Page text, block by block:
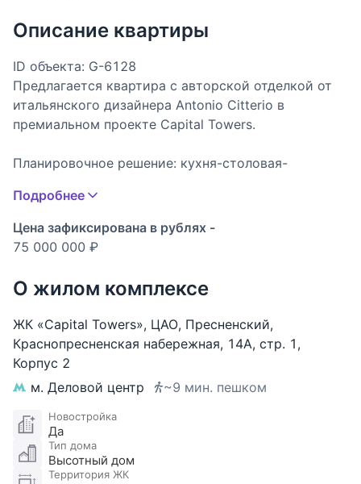
Описание квартиры
ID объекта: G-6128
Предлагается квартира с авторской отделкой от
итальянского дизайнера Antonio Citterio в
премиальном проекте Capital Towers.
Планировочное решение: кухня-столовая-
холл и гостевой с/у.
Capital Towers – новые современные небоскребы в
центре Москвы, включающие в себя стиль,
Уникальный проект, максимально
соответствующий всем высокотехнологичным
параметрам дома:
- скоростное лифтовое оборудование с
программным управлением;
- система контроля микроклимата в доме с
заданием параметров увлажненности и
температуры воздуха.
- система безопасности обеспечивающая
приватность жителей.
- своя благоустроенная территория с
Подробнее
Цена зафиксирована в рублях -
75 000 000 ₽
О жилом комплексе
ЖК «Capital Towers», ЦАО, Пресненский,
Краснопресненская набережная, 14А, стр. 1 ,
Корпус 2
м. Деловой центр
~9 мин. пешком
Новостройка
Да
Тип дома
Высотный дом
Территория ЖК